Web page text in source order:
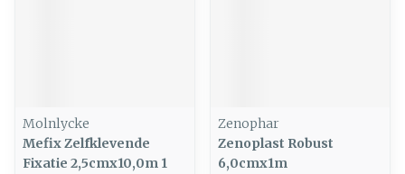
Molnlycke
Mefix Zelfklevende
Fixatie 2,5cmx10,0m 1
Zenophar
Zenoplast Robust
6,0cmx1m